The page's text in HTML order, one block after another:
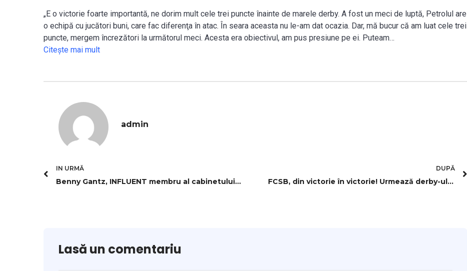
„E o victorie foarte importantă, ne dorim mult cele trei puncte înainte de marele derby. A fost un meci de luptă, Petrolul are
o echipă cu jucători buni, care fac diferenţa în atac. În seara aceasta nu le-am dat ocazia. Dar, mă bucur că am luat cele trei
puncte, mergem încrezători la următorul meci. Acesta era obiectivul, am pus presiune pe ei. Puteam…
Citeşte mai mult
admin
IN URMĂ
Benny Gantz, INFLUENT membru al cabinetului de război israelian, se va întâlni luni la Washington cu lideri americani
DUPĂ
FCSB, din victorie în victorie! Urmează derby-ul cu Rapid
Lasă un comentariu